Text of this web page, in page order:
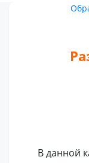
В данной